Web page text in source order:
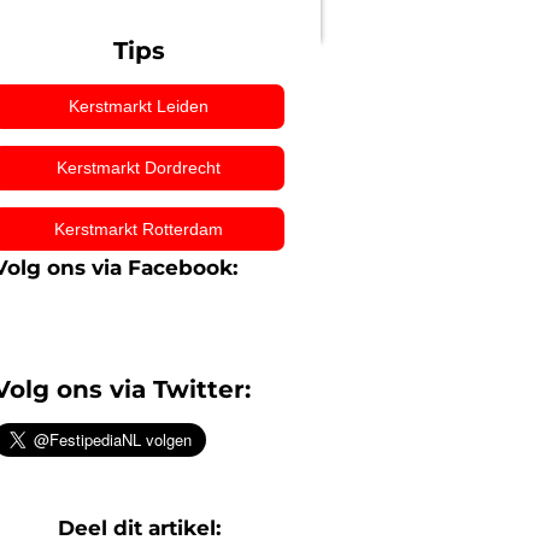
Tips
Kerstmarkt Leiden
Kerstmarkt Dordrecht
Kerstmarkt Rotterdam
ons via Facebook:
ons via Twitter:
Deel dit artikel: